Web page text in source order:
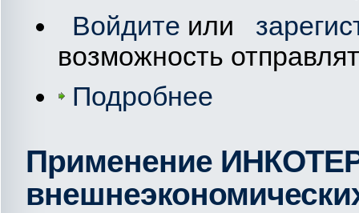
Войдите или
возможность
Подробнее
Применение